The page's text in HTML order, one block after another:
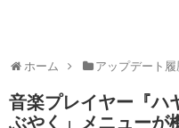
ホーム アップデート履
音楽プレイヤー『ハ
ぶやく」メニューが